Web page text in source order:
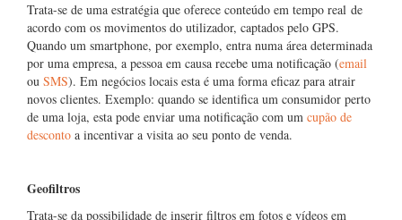
Trata-se de uma estratégia que oferece conteúdo em tempo real de
acordo com os movimentos do utilizador, captados pelo GPS.
Quando um smartphone, por exemplo, entra numa área determinada
por uma empresa, a pessoa em causa recebe uma notificação (email
ou SMS). Em negócios locais esta é uma forma eficaz para atrair
novos clientes. Exemplo: quando se identifica um consumidor perto
de uma loja, esta pode enviar uma notificação com um cupão de
desconto a incentivar a visita ao seu ponto de venda.
Geofiltros
Trata-se da possibilidade de inserir filtros em fotos e vídeos em